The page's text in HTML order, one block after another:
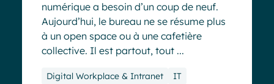
numérique a besoin d’un coup de neuf.
Aujourd’hui, le bureau ne se résume plus
à un open space ou à une cafetière
collective. Il est partout, tout ...
Digital Workplace & Intranet
IT